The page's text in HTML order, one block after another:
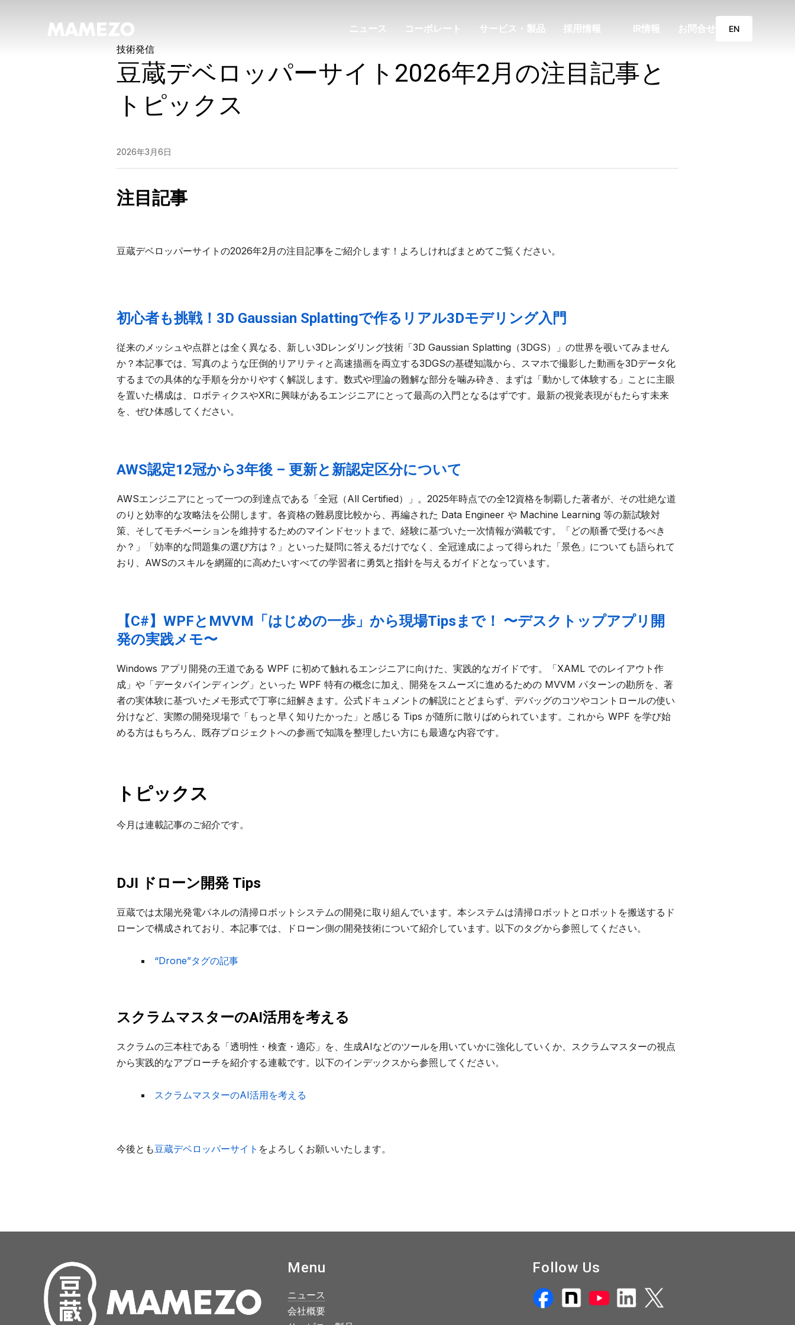
ニュース コーポレート サービス・製品 採用情報 IR情報 お問合せ EN
技術発信
豆蔵デベロッパーサイト2026年2月の注目記事と
トピックス
2026年3月6日
注目記事
豆蔵デベロッパーサイトの2026年2月の注目記事をご紹介します！よろしければまとめてご覧ください。
初心者も挑戦！3D Gaussian Splattingで作るリアル3Dモデリング入門
従来のメッシュや点群とは全く異なる、新しい3Dレンダリング技術「3D Gaussian Splatting（3DGS）」の世界を覗いてみません
か？本記事では、写真のような圧倒的リアリティと高速描画を両立する3DGSの基礎知識から、スマホで撮影した動画を3Dデータ化
するまでの具体的な手順を分かりやすく解説します。数式や理論の難解な部分を噛み砕き、まずは「動かして体験する」ことに主眼
を置いた構成は、ロボティクスやXRに興味があるエンジニアにとって最高の入門となるはずです。最新の視覚表現がもたらす未来
を、ぜひ体感してください。
AWS認定12冠から3年後 – 更新と新認定区分について
AWSエンジニアにとって一つの到達点である「全冠（All Certified）」。2025年時点での全12資格を制覇した著者が、その壮絶な道
のりと効率的な攻略法を公開します。各資格の難易度比較から、再編された Data Engineer や Machine Learning 等の新試験対
策、そしてモチベーションを維持するためのマインドセットまで、経験に基づいた一次情報が満載です。「どの順番で受けるべき
か？」「効率的な問題集の選び方は？」といった疑問に答えるだけでなく、全冠達成によって得られた「景色」についても語られて
おり、AWSのスキルを網羅的に高めたいすべての学習者に勇気と指針を与えるガイドとなっています。
【C#】WPFとMVVM「はじめの一歩」から現場Tipsまで！ 〜デスクトップアプリ開
発の実践メモ〜
Windows アプリ開発の王道である WPF に初めて触れるエンジニアに向けた、実践的なガイドです。「XAML でのレイアウト作
成」や「データバインディング」といった WPF 特有の概念に加え、開発をスムーズに進めるための MVVM パターンの勘所を、著
者の実体験に基づいたメモ形式で丁寧に紐解きます。公式ドキュメントの解説にとどまらず、デバッグのコツやコントロールの使い
分けなど、実際の開発現場で「もっと早く知りたかった」と感じる Tips が随所に散りばめられています。これから WPF を学び始
める方はもちろん、既存プロジェクトへの参画で知識を整理したい方にも最適な内容です。
トピックス
今月は連載記事のご紹介です。
DJI ドローン開発 Tips
豆蔵では太陽光発電パネルの清掃ロボットシステムの開発に取り組んでいます。本システムは清掃ロボットとロボットを搬送するド
ローンで構成されており、本記事では、ドローン側の開発技術について紹介しています。以下のタグから参照してください。
“Drone”タグの記事
スクラムマスターのAI活用を考える
スクラムの三本柱である「透明性・検査・適応」を、生成AIなどのツールを用いていかに強化していくか、スクラムマスターの視点
から実践的なアプローチを紹介する連載です。以下のインデックスから参照してください。
スクラムマスターのAI活用を考える
今後とも豆蔵デベロッパーサイト をよろしくお願いいたします。
Menu
ニュース
会社概要
Follow Us